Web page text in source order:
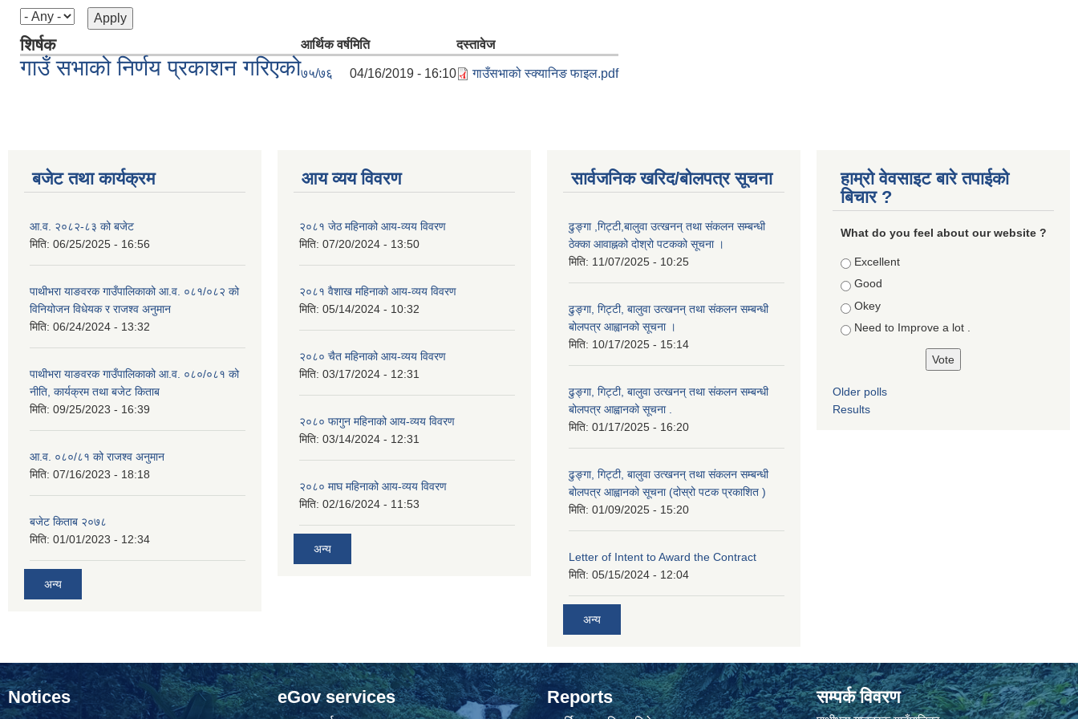
शिर्षक आर्थिक वर्षमिति दस्तावेज
गाउँ सभाको निर्णय प्रकाशन गरिएको७५/७६ 04/16/2019 - 16:10 गाउँसभाको स्क्यानिङ फाइल.pdf
बजेट तथा कार्यक्रम
आ.व. २०८२-८३ को बजेट
मिति: 06/25/2025 - 16:56
पाथीभरा याङवरक गाउँपालिकाको आ.व. ०८१/०८२ को
विनियोजन विधेयक र राजश्व अनुमान
मिति: 06/24/2024 - 13:32
पाथीभरा याङवरक गाउँपालिकाको आ.व. ०८०/०८१ को
नीति, कार्यक्रम तथा बजेट किताब
मिति: 09/25/2023 - 16:39
आ.व. ०८०/८१ को राजश्व अनुमान
मिति: 07/16/2023 - 18:18
बजेट किताब २०७८
मिति: 01/01/2023 - 12:34
अन्य
आय व्यय विवरण
२०८१ जेठ महिनाको आय-व्यय विवरण
मिति: 07/20/2024 - 13:50
२०८१ वैशाख महिनाको आय-व्यय विवरण
मिति: 05/14/2024 - 10:32
२०८० चैत महिनाको आय-व्यय विवरण
मिति: 03/17/2024 - 12:31
२०८० फागुन महिनाको आय-व्यय विवरण
मिति: 03/14/2024 - 12:31
२०८० माघ महिनाको आय-व्यय विवरण
मिति: 02/16/2024 - 11:53
अन्य
सार्वजनिक खरिद/बोलपत्र सूचना
ढुङ्गा ,गिट्टी,बालुवा उत्खनन् तथा संकलन सम्बन्धी
ठेक्का आवाह्नको दोश्रो पटकको सूचना ।
मिति: 11/07/2025 - 10:25
ढुङ्गा, गिट्टी, बालुवा उत्खनन् तथा संकलन सम्बन्धी
बोलपत्र आह्वानको सूचना ।
मिति: 10/17/2025 - 15:14
ढुङ्गा, गिट्टी, बालुवा उत्खनन् तथा संकलन सम्बन्धी
बोलपत्र आह्वानको सूचना .
मिति: 01/17/2025 - 16:20
ढुङ्गा, गिट्टी, बालुवा उत्खनन् तथा संकलन सम्बन्धी
बोलपत्र आह्वानको सूचना (दोस्रो पटक प्रकाशित )
मिति: 01/09/2025 - 15:20
Letter of Intent to Award the Contract
मिति: 05/15/2024 - 12:04
अन्य
हाम्रो वेवसाइट बारे तपाईको
बिचार ?
What do you feel about our website ?
Choices
Excellent
Good
Okey
Need to Improve a lot .
Older polls
Results
Notices eGov services Reports सम्पर्क विवरण